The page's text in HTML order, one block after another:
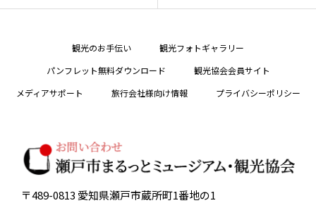
観光のお手伝い
観光フォトギャラリー
パンフレット無料ダウンロード
観光協会会員サイト
メディアサポート
旅行会社様向け情報 プライバシーポリシー
〒489-0813 愛知県瀬戸市蔵所町1番地の1